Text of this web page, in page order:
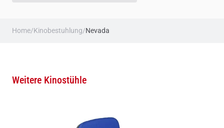
Home/Kinobestuhlung/Nevada
Weitere Kinostühle